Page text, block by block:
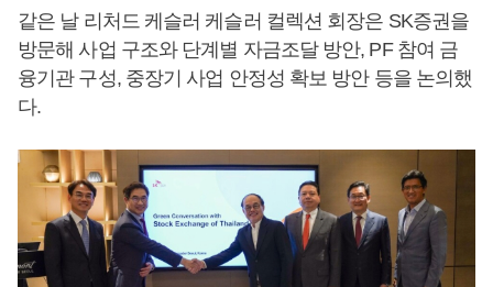
같은 날 리처드 케슬러 케슬러 컬렉션 회장은 SK증권을
방문해 사업 구조와 단계별 자금조달 방안, PF 참여 금
융기관 구성, 중장기 사업 안정성 확보 방안 등을 논의했
다.